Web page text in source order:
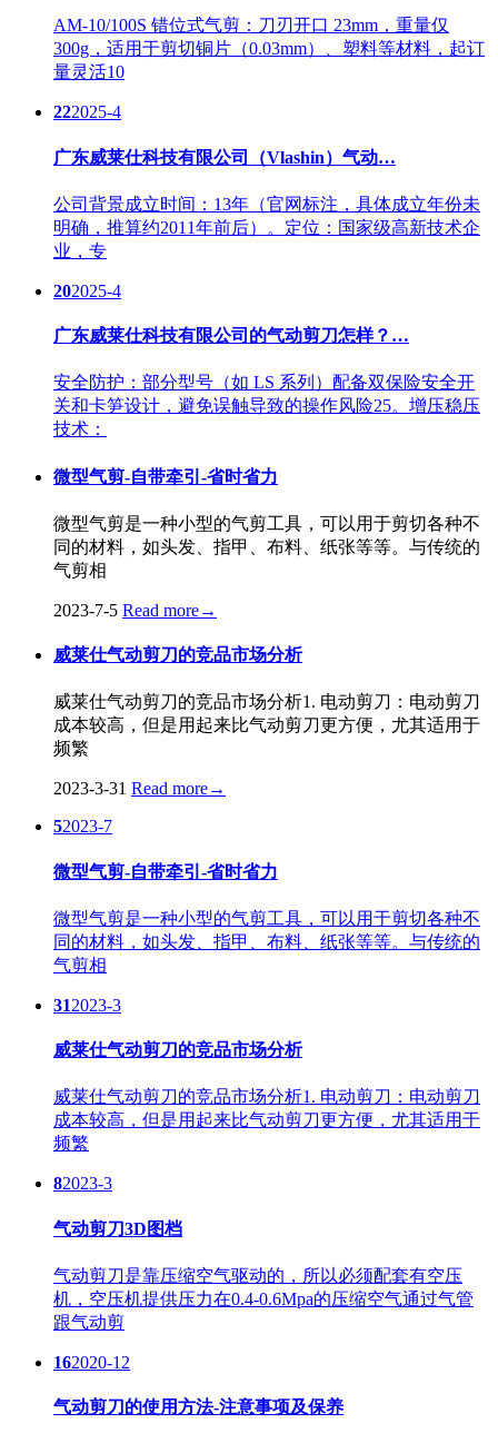
AM-10/100S 错位式气剪：刀刃开口 23mm，重量仅
300g，适用于剪切铜片（0.03mm）、塑料等材料，起订
量灵活10
222025-4
广东威莱仕科技有限公司（Vlashin）气动…
公司背景成立时间：13年（官网标注，具体成立年份未
明确，推算约2011年前后）。定位：国家级高新技术企
业，专
202025-4
广东威莱仕科技有限公司的气动剪刀怎样？…
安全防护：部分型号（如 LS 系列）配备双保险安全开
关和卡笋设计，避免误触导致的操作风险25。增压稳压
技术：
微型气剪-自带牵引-省时省力
微型气剪是一种小型的气剪工具，可以用于剪切各种不
同的材料，如头发、指甲、布料、纸张等等。与传统的
气剪相
2023-7-5 Read more→
威莱仕气动剪刀的竞品市场分析
威莱仕气动剪刀的竞品市场分析1. 电动剪刀：电动剪刀
成本较高，但是用起来比气动剪刀更方便，尤其适用于
频繁
2023-3-31 Read more→
52023-7
微型气剪-自带牵引-省时省力
微型气剪是一种小型的气剪工具，可以用于剪切各种不
同的材料，如头发、指甲、布料、纸张等等。与传统的
气剪相
312023-3
威莱仕气动剪刀的竞品市场分析
威莱仕气动剪刀的竞品市场分析1. 电动剪刀：电动剪刀
成本较高，但是用起来比气动剪刀更方便，尤其适用于
频繁
82023-3
气动剪刀3D图档
气动剪刀是靠压缩空气驱动的，所以必须配套有空压
机，空压机提供压力在0.4-0.6Mpa的压缩空气通过气管
跟气动剪
162020-12
气动剪刀的使用方法-注意事项及保养